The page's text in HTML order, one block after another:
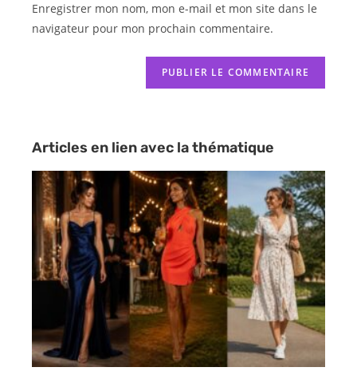
Enregistrer mon nom, mon e-mail et mon site dans le
navigateur pour mon prochain commentaire.
Articles en lien avec la thématique